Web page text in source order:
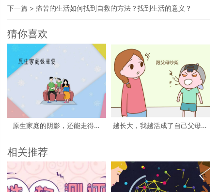
下一篇 > 痛苦的生活如何找到自救的方法？找到生活的意义？
猜你喜欢
原生家庭的阴影，还能走得出
越长大，我越活成了自己父母的
相关推荐